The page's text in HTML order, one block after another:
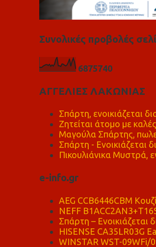
Συνολικές προβολές
6875740
ΑΓΓΕΛΙΕΣ ΛΑΚΩΝΙΑΣ
Σπάρτη, ενοικιάζεται
Ζητείται άτομο με
Μαγούλα Σπάρτης,
Σπάρτη - Ενοικιάζεται
Πικουλιάνικα Μυστρά,
e-info.gr
AEG CCB6446CBM
NEFF
Σπάρτη – Ενοικιάζεται
HISENSE CA35LR03G
WINSTAR WST-09WFi/